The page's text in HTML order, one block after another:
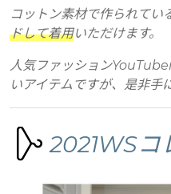
コットン素材で作られてい
ドして着用いただけます。
人気ファッション
いアイテムですが、是非手
2021WSコ